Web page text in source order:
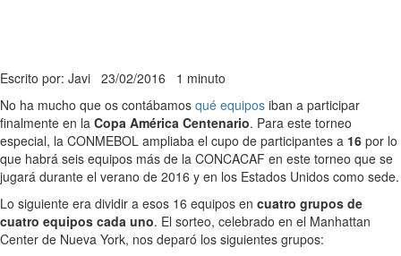
Escrito por: Javi 23/02/2016 1 minuto
No ha mucho que os contábamos qué equipos iban a participar
finalmente en la Copa América Centenario. Para este torneo
especial, la CONMEBOL ampliaba el cupo de participantes a 16 por lo
que habrá seis equipos más de la CONCACAF en este torneo que se
jugará durante el verano de 2016 y en los Estados Unidos como sede.
Lo siguiente era dividir a esos 16 equipos en cuatro grupos de
cuatro equipos cada uno. El sorteo, celebrado en el Manhattan
Center de Nueva York, nos deparó los siguientes grupos: